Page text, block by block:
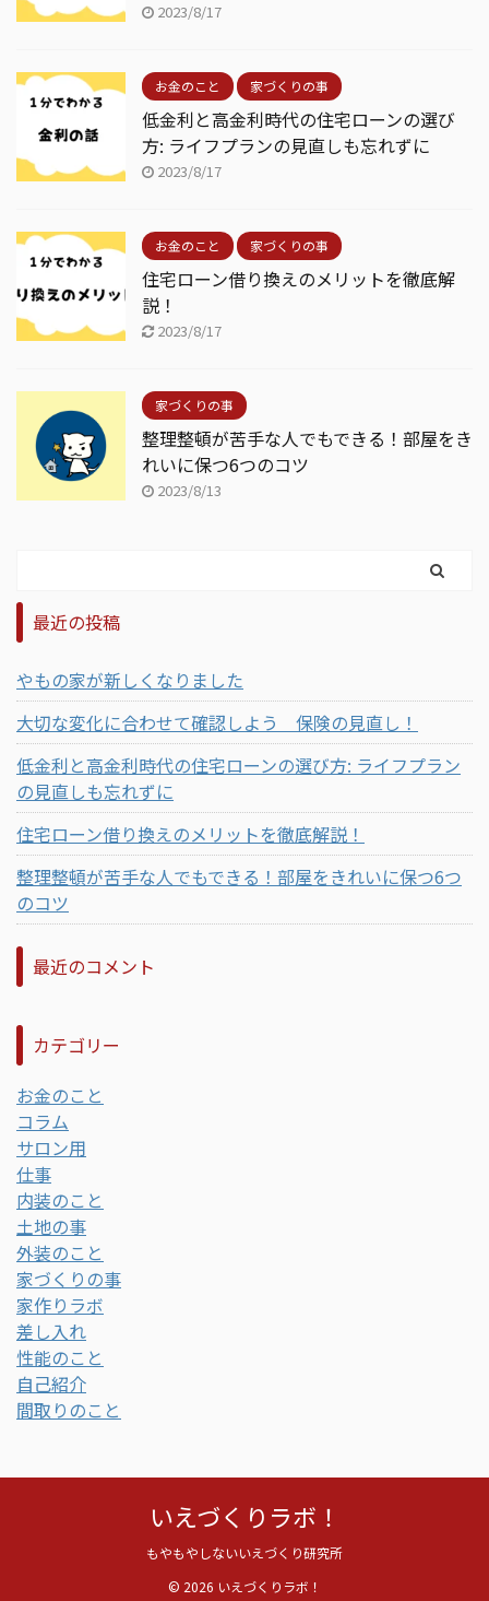
2023/8/17
お金のこと 家づくりの事
低金利と高金利時代の住宅ローンの選び
方: ライフプランの見直しも忘れずに
2023/8/17
お金のこと 家づくりの事
住宅ローン借り換えのメリットを徹底解
説！
2023/8/17
家づくりの事
整理整頓が苦手な人でもできる！部屋をき
れいに保つ6つのコツ
2023/8/13
最近の投稿
やもの家が新しくなりました
大切な変化に合わせて確認しよう 保険の見直し！
低金利と高金利時代の住宅ローンの選び方: ライフプラン
の見直しも忘れずに
住宅ローン借り換えのメリットを徹底解説！
整理整頓が苦手な人でもできる！部屋をきれいに保つ6つ
のコツ
最近のコメント
カテゴリー
お金のこと
コラム
サロン用
仕事
内装のこと
土地の事
外装のこと
家づくりの事
家作りラボ
差し入れ
性能のこと
自己紹介
間取りのこと
いえづくりラボ！
もやもやしないいえづくり研究所
© 2026 いえづくりラボ！